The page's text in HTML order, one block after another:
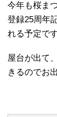
今年も桜ま
登録25周年
れる予定で
屋台が出て
きるのでお